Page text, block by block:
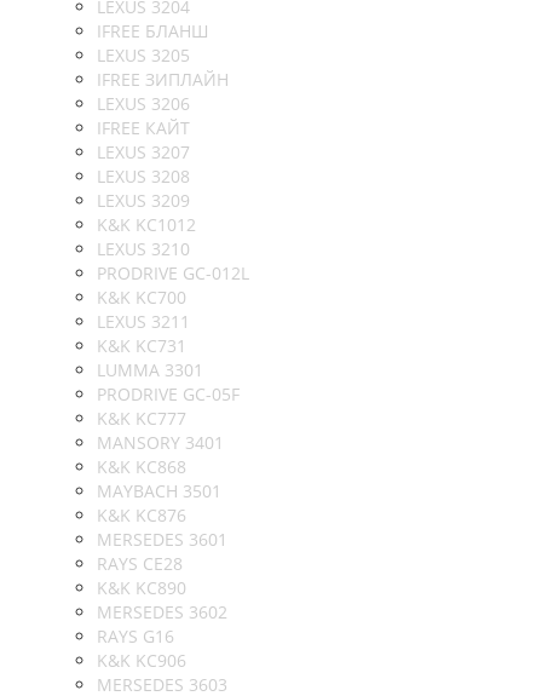
LEXUS 3204
IFREE БЛАНШ
LEXUS 3205
IFREE ЗИПЛАЙН
LEXUS 3206
IFREE КАЙТ
LEXUS 3207
LEXUS 3208
LEXUS 3209
K&K KC1012
LEXUS 3210
PRODRIVE GC-012L
K&K KC700
LEXUS 3211
K&K KC731
LUMMA 3301
PRODRIVE GC-05F
K&K KC777
MANSORY 3401
K&K KC868
MAYBACH 3501
K&K KC876
MERSEDES 3601
RAYS CE28
K&K KC890
MERSEDES 3602
RAYS G16
K&K KC906
MERSEDES 3603